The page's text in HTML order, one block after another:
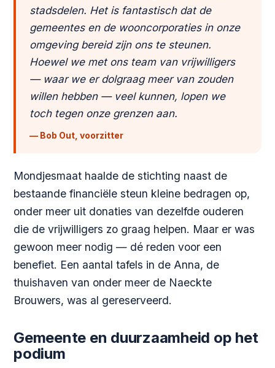
stadsdelen. Het is fantastisch dat de
gemeentes en de wooncorporaties in onze
omgeving bereid zijn ons te steunen.
Hoewel we met ons team van vrijwilligers
— waar we er dolgraag meer van zouden
willen hebben — veel kunnen, lopen we
toch tegen onze grenzen aan.
— Bob Out, voorzitter
Mondjesmaat haalde de stichting naast de
bestaande financiële steun kleine bedragen op,
onder meer uit donaties van dezelfde ouderen
die de vrijwilligers zo graag helpen. Maar er was
gewoon meer nodig — dé reden voor een
benefiet. Een aantal tafels in de Anna, de
thuishaven van onder meer de Naeckte
Brouwers, was al gereserveerd.
Gemeente en duurzaamheid op het
podium